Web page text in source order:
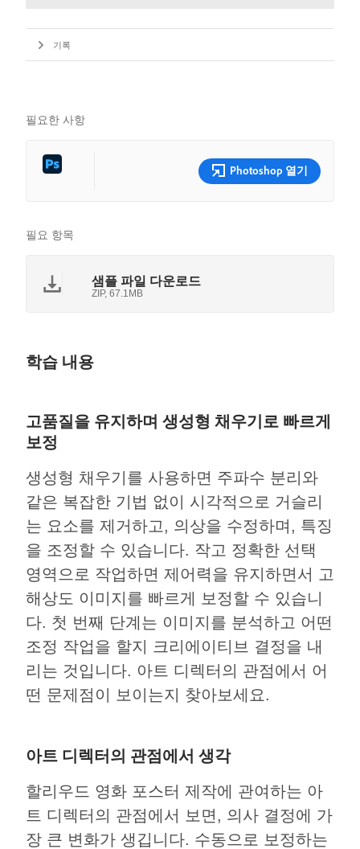
기록
필요한 사항
Photoshop 열기
필요 항목
샘플 파일 다운로드
ZIP, 67.1MB
학습 내용
고품질을 유지하며 생성형 채우기로 빠르게
보정
생성형 채우기를 사용하면 주파수 분리와
같은 복잡한 기법 없이 시각적으로 거슬리
는 요소를 제거하고, 의상을 수정하며, 특징
을 조정할 수 있습니다. 작고 정확한 선택
영역으로 작업하면 제어력을 유지하면서 고
해상도 이미지를 빠르게 보정할 수 있습니
다. 첫 번째 단계는 이미지를 분석하고 어떤
조정 작업을 할지 크리에이티브 결정을 내
리는 것입니다. 아트 디렉터의 관점에서 어
떤 문제점이 보이는지 찾아보세요.
아트 디렉터의 관점에서 생각
할리우드 영화 포스터 제작에 관여하는 아
트 디렉터의 관점에서 보면, 의사 결정에 가
장 큰 변화가 생깁니다. 수동으로 보정하는